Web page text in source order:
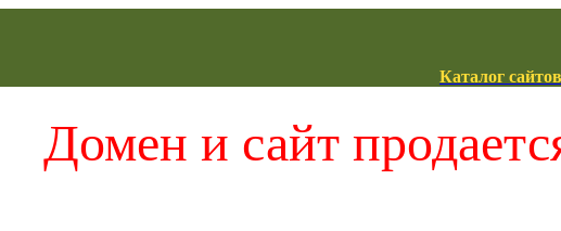
Каталог сайтов
Домен и сайт